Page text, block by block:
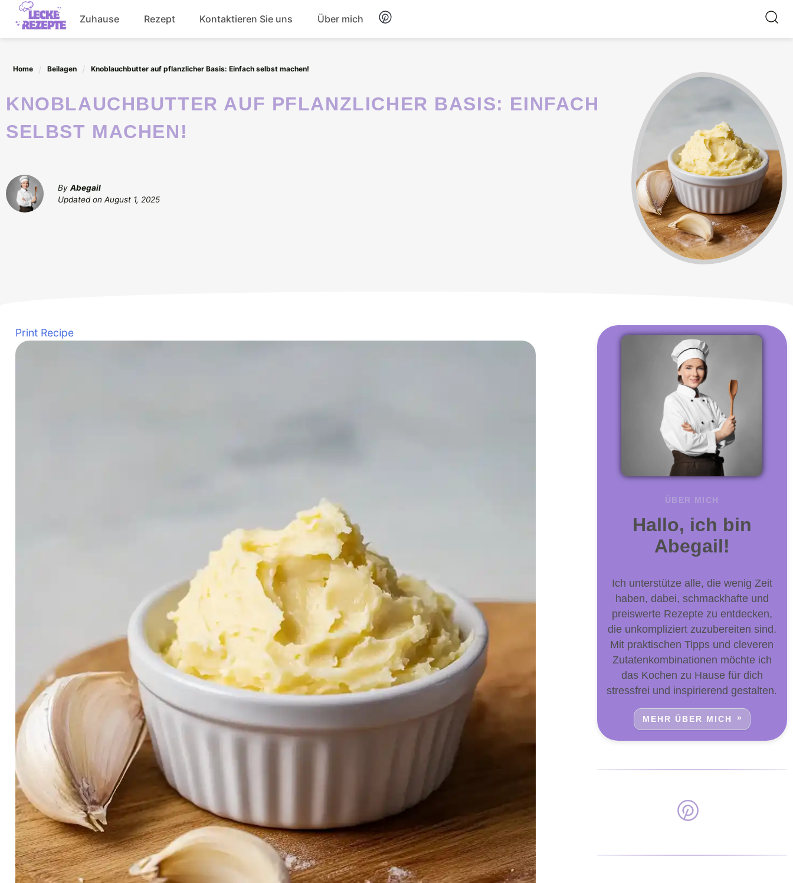
Skip
content
Zuhause Rezept Kontaktieren Sie uns Über mich
Home Beilagen Knoblauchbutter auf pflanzlicher Basis: Einfach selbst machen!
KNOBLAUCHBUTTER AUF PFLANZLICHER BASIS: EINFACH
SELBST MACHEN!
By Abegail
Updated on August 1, 2025
Print Recipe
ÜBER MICH
Hallo, ich bin
Abegail!
Ich unterstütze alle, die wenig Zeit
haben, dabei, schmackhafte und
preiswerte Rezepte zu entdecken,
die unkompliziert zuzubereiten sind.
Mit praktischen Tipps und cleveren
Zutatenkombinationen möchte ich
das Kochen zu Hause für dich
stressfrei und inspirierend gestalten.
MEHR ÜBER MICH